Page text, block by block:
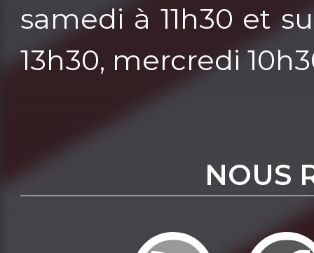
samedi à 11h30 et
13h30, mercredi
NOUS